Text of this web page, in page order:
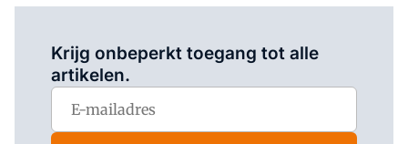
Krijg onbeperkt toegang tot alle
artikelen.